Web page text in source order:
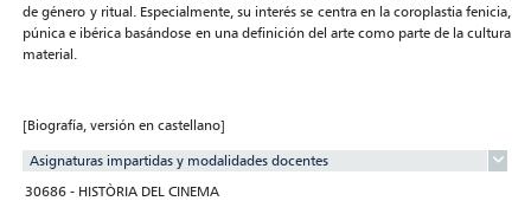
de género y ritual. Especialmente, su interés se centra en la coroplastia fenicia,
púnica e ibérica basándose en una definición del arte como parte de la cultura
material.
[Biografía, versión en castellano]
Asignaturas impartidas y modalidades docentes
30686 - HISTÒRIA DEL CINEMA